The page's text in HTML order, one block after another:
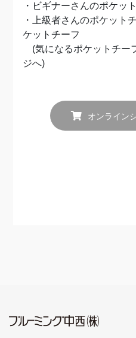
・ビギナーさんのポケッ
・上級者さんのポケット
ケットチーフ
(気になるポケットチー
ジへ)
オンライン